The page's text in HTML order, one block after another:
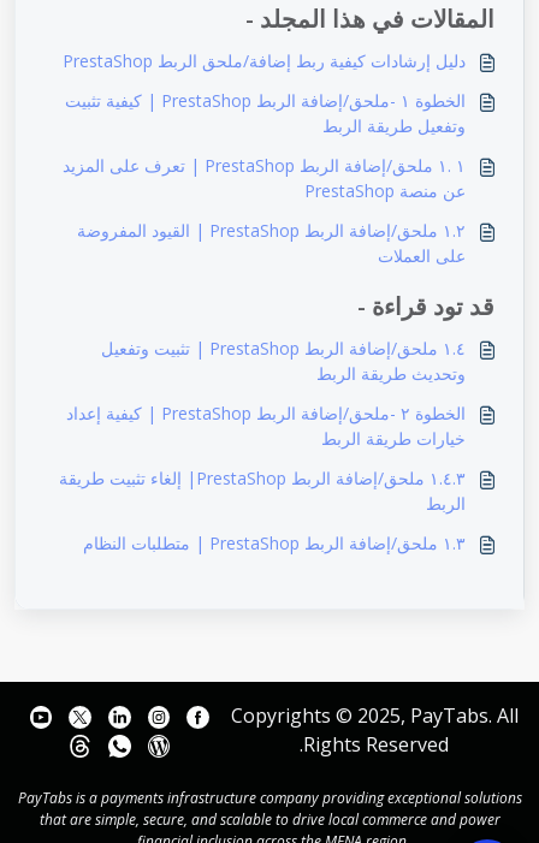
المقالات في هذا المجلد -
دليل إرشادات كيفية ربط إضافة/ملحق الربط PrestaShop
الخطوة ١ -ملحق/إضافة الربط PrestaShop | كيفية تثبيت
وتفعيل طريقة الربط
١ .١ ملحق/إضافة الربط PrestaShop | تعرف على المزيد
عن منصة PrestaShop
١.٢ ملحق/إضافة الربط PrestaShop | القيود المفروضة
على العملات
قد تود قراءة -
١.٤ ملحق/إضافة الربط PrestaShop | تثبيت وتفعيل
وتحديث طريقة الربط
الخطوة ٢ -ملحق/إضافة الربط PrestaShop | كيفية إعداد
خيارات طريقة الربط
١.٤.٣ ملحق/إضافة الربط PrestaShop| إلغاء تثبيت طريقة
الربط
١.٣ ملحق/إضافة الربط PrestaShop | متطلبات النظام
Copyrights © 2025, PayTabs. All
Rights Reserved.
PayTabs is a payments infrastructure company providing exceptional solutions
that are simple, secure, and scalable to drive local commerce and power